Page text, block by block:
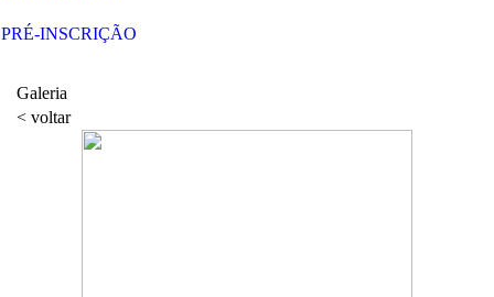
PRÉ-INSCRIÇÃO
Galeria
< voltar